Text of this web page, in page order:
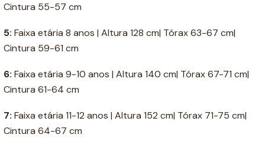
Cintura 55-57 cm
5: Faixa etária 8 anos | Altura 128 cm| Tórax 63-67 cm|
Cintura 59-61 cm
6: Faixa etária 9-10 anos | Altura 140 cm| Tórax 67-71 cm|
Cintura 61-64 cm
7: Faixa etária 11-12 anos | Altura 152 cm| Tórax 71-75 cm|
Cintura 64-67 cm